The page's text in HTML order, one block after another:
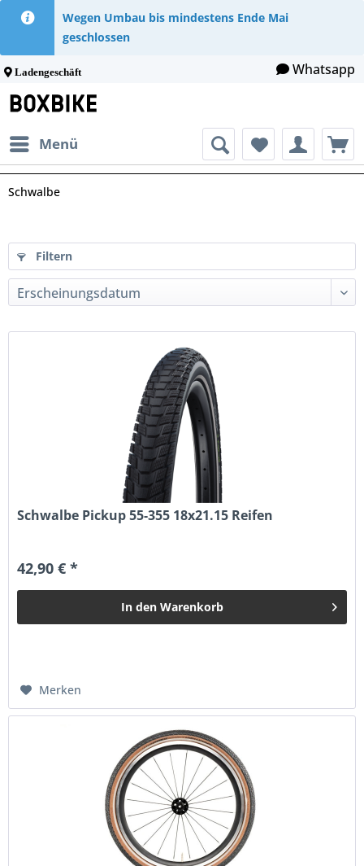
Wegen Umbau bis mindestens Ende Mai
geschlossen
Ladengeschäft Whatsapp
Menü
Schwalbe
Filtern
Schwalbe Pickup 55-355 18x21.15 Reifen
42,90 € *
In den Warenkorb
Merken